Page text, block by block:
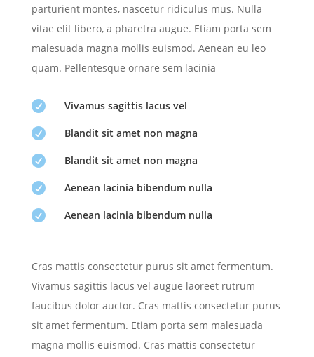
parturient montes, nascetur ridiculus mus. Nulla
vitae elit libero, a pharetra augue. Etiam porta sem
malesuada magna mollis euismod. Aenean eu leo
quam. Pellentesque ornare sem lacinia
 Vivamus sagittis lacus vel
 Blandit sit amet non magna
 Blandit sit amet non magna
 Aenean lacinia bibendum nulla
 Aenean lacinia bibendum nulla
Cras mattis consectetur purus sit amet fermentum.
Vivamus sagittis lacus vel augue laoreet rutrum
faucibus dolor auctor. Cras mattis consectetur purus
sit amet fermentum. Etiam porta sem malesuada
magna mollis euismod. Cras mattis consectetur